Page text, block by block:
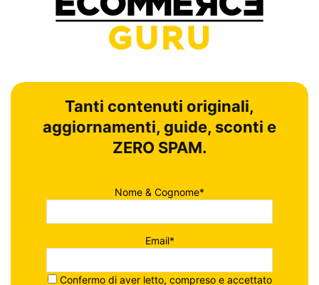
Tanti contenuti originali,
aggiornamenti, guide, sconti e
ZERO SPAM.
Nome & Cognome*
Email*
Confermo di aver letto, compreso e accettato